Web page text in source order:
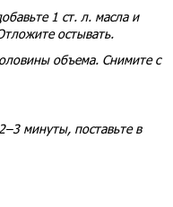
1 ст. л. масла и
остывать.
объема. Снимите с
минуты, поставьте в